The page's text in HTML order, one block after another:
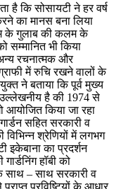
है कि सोसायटी ने हर वर्ष
का मानस बना लिया
के गुलाब की कलम के
भी किया
रचनात्मक और
में रुचि रखने वालों के
ने बताया कि पूर्व मुख्य
उल्लेखनीय है की 1974 से
आयोजित किया जा रहा
सहित सरकारी व
श्रेणियों में लगभग
इकेबाना का प्रदर्शन
हॉबी को
साथ – साथ सरकारी व
प्रविष्टियों के आधार